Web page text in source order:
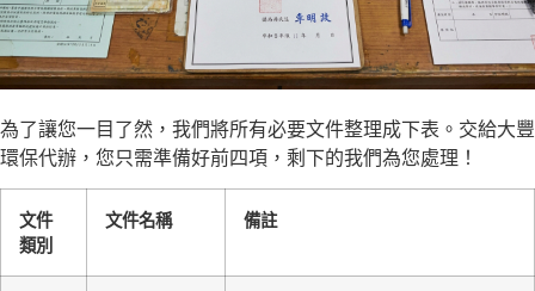
為了讓您一目了然，我們將所有必要文件整理成下表。交給大豐
環保代辦，您只需準備好前四項，剩下的我們為您處理！
文件
類別
文件名稱 備註